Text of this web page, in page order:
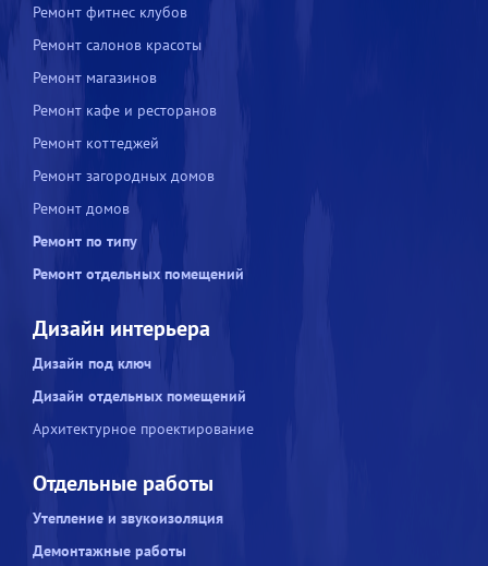
Ремонт фитнес клубов
Ремонт салонов красоты
Ремонт магазинов
Ремонт кафе и ресторанов
Ремонт коттеджей
Ремонт загородных домов
Ремонт домов
Ремонт по типу
Ремонт отдельных помещений
Дизайн интерьера
Дизайн под ключ
Дизайн отдельных помещений
Архитектурное проектирование
Отдельные работы
Утепление и звукоизоляция
Демонтажные работы